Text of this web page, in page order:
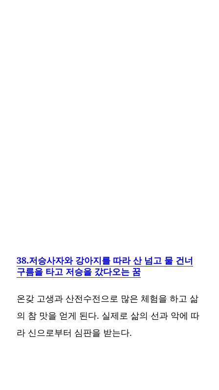
38.저승사자와 강아지를 따라 산 넘고 물 건너
구름을 타고 저승을 갔다오는 꿈
온갖 고생과 산전수전으로 많은 체험을 하고 삶
의 참 맛을 얻게 된다. 실제로 삶의 선과 악에 따
라 신으로부터 심판을 받는다.